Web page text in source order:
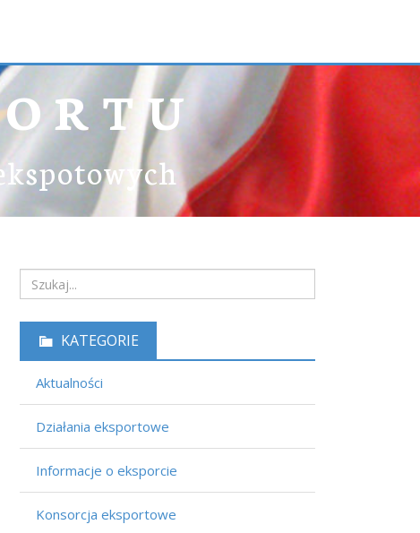
KATEGORIE
Aktualności
Działania eksportowe
Informacje o eksporcie
Konsorcja eksportowe